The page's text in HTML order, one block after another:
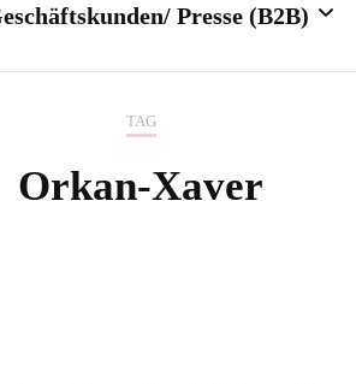
Presse (B2B)
Firmenfeier/ Firmenevent
Tagungen/ Konferenzen
TAG
Orkan-Xaver